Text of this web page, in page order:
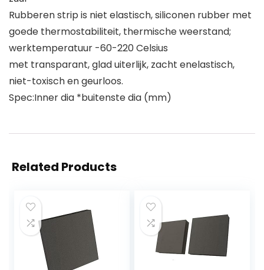
Rubberen strip is niet elastisch, siliconen rubber met
goede thermostabiliteit, thermische weerstand;
werktemperatuur -60-220 Celsius
met transparant, glad uiterlijk, zacht enelastisch,
niet-toxisch en geurloos.
Spec:Inner dia *buitenste dia (mm)
Related Products